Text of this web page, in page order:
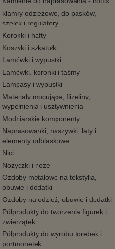
klamry odzieżowe, do pasków,
szelek i regulatory
Koronki i hafty
Koszyki i szkatułki
Lamówki i wypustki
Lamówki, koronki i taśmy
Lampasy i wypustki
Materiały mocujące, flizeliny,
wypełnienia i usztywnienia
Modniarskie komponenty
Naprasowanki, naszywki, łaty i
elementy odblaskowe
Nici
Nożyczki i noże
Ozdoby metalowe na tekstylia,
obuwie i dodatki
Ozdoby na odzież, obuwie i dodatki
Półprodukty do tworzenia figurek i
zwierzątek
Półprodukty do wyrobu torebek i
portmonetek